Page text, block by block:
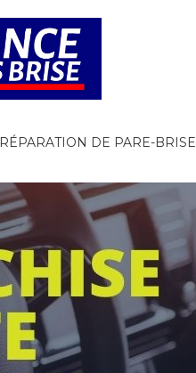
RÉPARATION DE PARE-BRISE